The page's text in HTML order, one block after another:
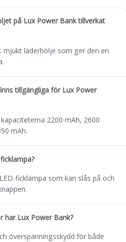
på Lux Power Bank tillverkat
mjukt läderhölje som ger den en
tillgängliga för Lux Power
2200 mAh, 2600
mAh.
ficklampa som kan slås på och
har Lux Power Bank?
överspänningsskydd för både